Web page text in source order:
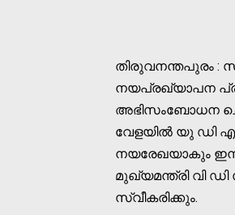
തിരുവനന്തപുരം :
നയപ്രഖ്യാപന
അഭിസംബോധന
വേളയില്‍ യു ഡി
നയരേഖയാകും
മുഖ്യമന്ത്രി വി
സ്വീകരിക്കും.